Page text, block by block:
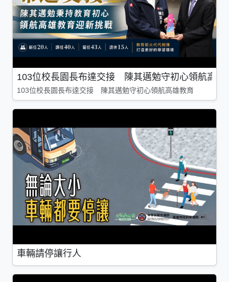
103位校長園長布達交接 陳其邁勉守初心領航高雄
103位校長園長布達交接 陳其邁勉守初心領航高雄教育
車輛請停讓行人